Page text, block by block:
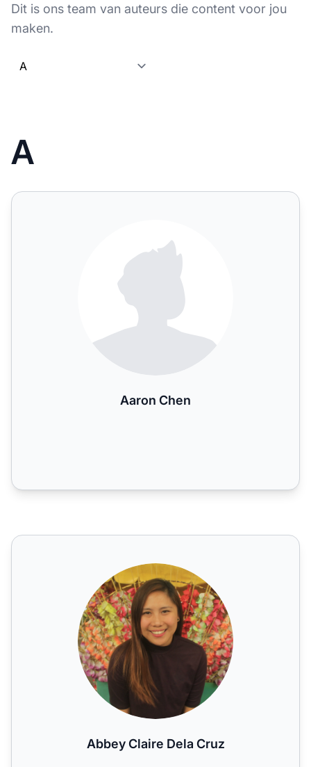
Dit is ons team van auteurs die content voor jou
maken.
A
Aaron Chen
Abbey Claire Dela Cruz
Abbey Claire Dela Cruz